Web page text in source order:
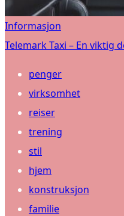
Informasjon
Telemark Taxi – En viktig
penger
virksomhet
reiser
trening
stil
hjem
konstruksjon
familie